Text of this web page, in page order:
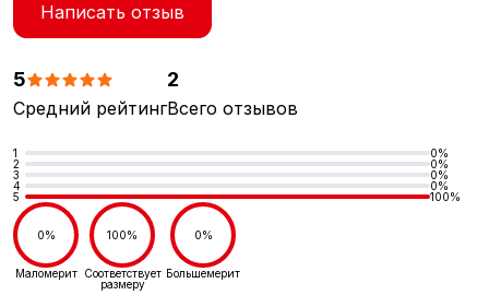
Написать отзыв
5
Средний рейтинг
2
Всего отзывов
1
0%
2
0%
3
0%
4
0%
5
100%
0%
Маломерит
100%
Соответствует
размеру
0%
Большемерит